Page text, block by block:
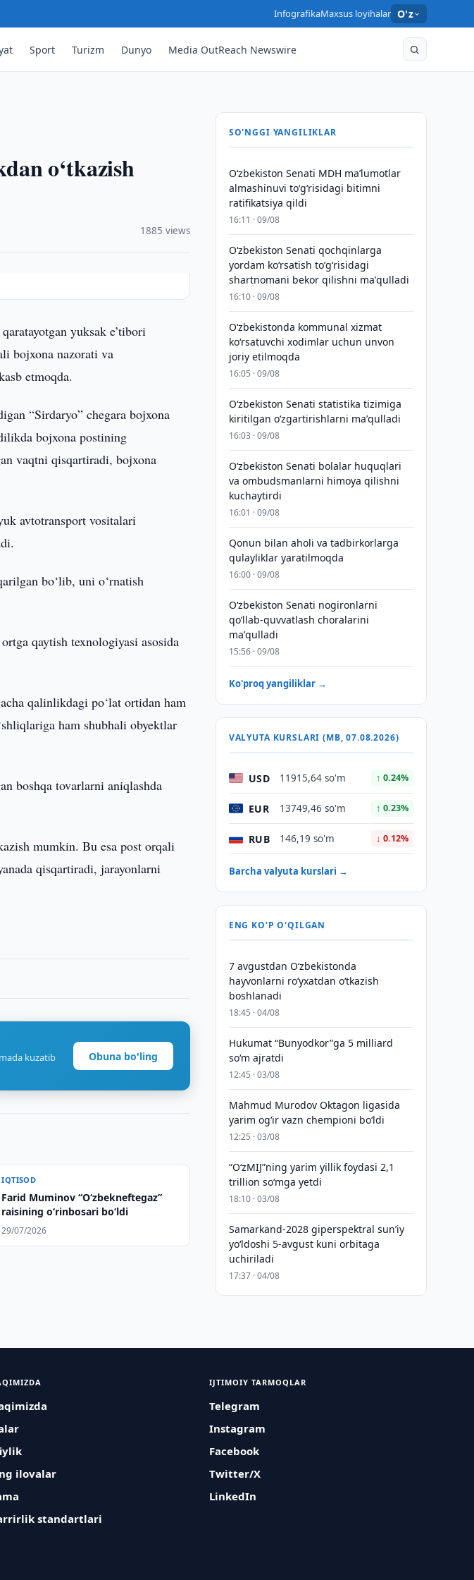
InfografikaMaxsus loyihalar O'z
Sport Turizm Dunyo Media OutReach Newswire
o‘tkazish
1885 views
yuksak e’tibori
bojxona nazorati va
etmoqda.
“Sirdaryo” chegara bojxona
bojxona postining
vaqtni qisqartiradi, bojxona
avtotransport vositalari
bo‘lib, uni o‘rnatish
qaytish texnologiyasi asosida
qalinlikdagi po‘lat ortidan ham
ham shubhali obyektlar
boshqa tovarlarni aniqlashda
mumkin. Bu esa post orqali
qisqartiradi, jarayonlarni
kuzatib
Obuna bo'ling
IQTISOD
Farid Muminov “O‘zbekneftegaz”
raisining o‘rinbosari bo‘ldi
29/07/2026
SO'NGGI YANGILIKLAR
Oʻzbekiston Senati MDH maʼlumotlar
almashinuvi toʻgʻrisidagi bitimni
ratifikatsiya qildi
16:11 · 09/08
Oʻzbekiston Senati qochqinlarga
yordam koʻrsatish toʻgʻrisidagi
shartnomani bekor qilishni maʼqulladi
16:10 · 09/08
Oʻzbekistonda kommunal xizmat
koʻrsatuvchi xodimlar uchun unvon
joriy etilmoqda
16:05 · 09/08
Oʻzbekiston Senati statistika tizimiga
kiritilgan oʻzgartirishlarni maʼqulladi
16:03 · 09/08
Oʻzbekiston Senati bolalar huquqlari
va ombudsmanlarni himoya qilishni
kuchaytirdi
16:01 · 09/08
Qonun bilan aholi va tadbirkorlarga
qulayliklar yaratilmoqda
16:00 · 09/08
Oʻzbekiston Senati nogironlarni
qoʻllab-quvvatlash choralarini
maʼqulladi
15:56 · 09/08
Ko'proq yangiliklar →
VALYUTA KURSLARI (MB, 07.08.2026)
USD 11915,64 so'm ↑ 0.24%
EUR 13749,46 so'm ↑ 0.23%
RUB 146,19 so'm ↓ 0.12%
Barcha valyuta kurslari →
ENG KO'P O'QILGAN
7 avgustdan O‘zbekistonda
hayvonlarni ro‘yxatdan o‘tkazish
boshlanadi
18:45 · 04/08
Hukumat “Bunyodkor”ga 5 milliard
so‘m ajratdi
12:45 · 03/08
Mahmud Murodov Oktagon ligasida
yarim og‘ir vazn chempioni bo‘ldi
12:25 · 03/08
“O‘zMIJ”ning yarim yillik foydasi 2,1
trillion so‘mga yetdi
18:10 · 03/08
Samarkand-2028 giperspektral sun’iy
yo‘ldoshi 5-avgust kuni orbitaga
uchiriladi
17:37 · 04/08
ilovalar
standartlari
IJTIMOIY TARMOQLAR
Telegram
Instagram
Facebook
Twitter/X
LinkedIn